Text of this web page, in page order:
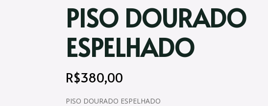
PISO DOURADO
ESPELHADO
R$380,00
PISO DOURADO ESPELHADO